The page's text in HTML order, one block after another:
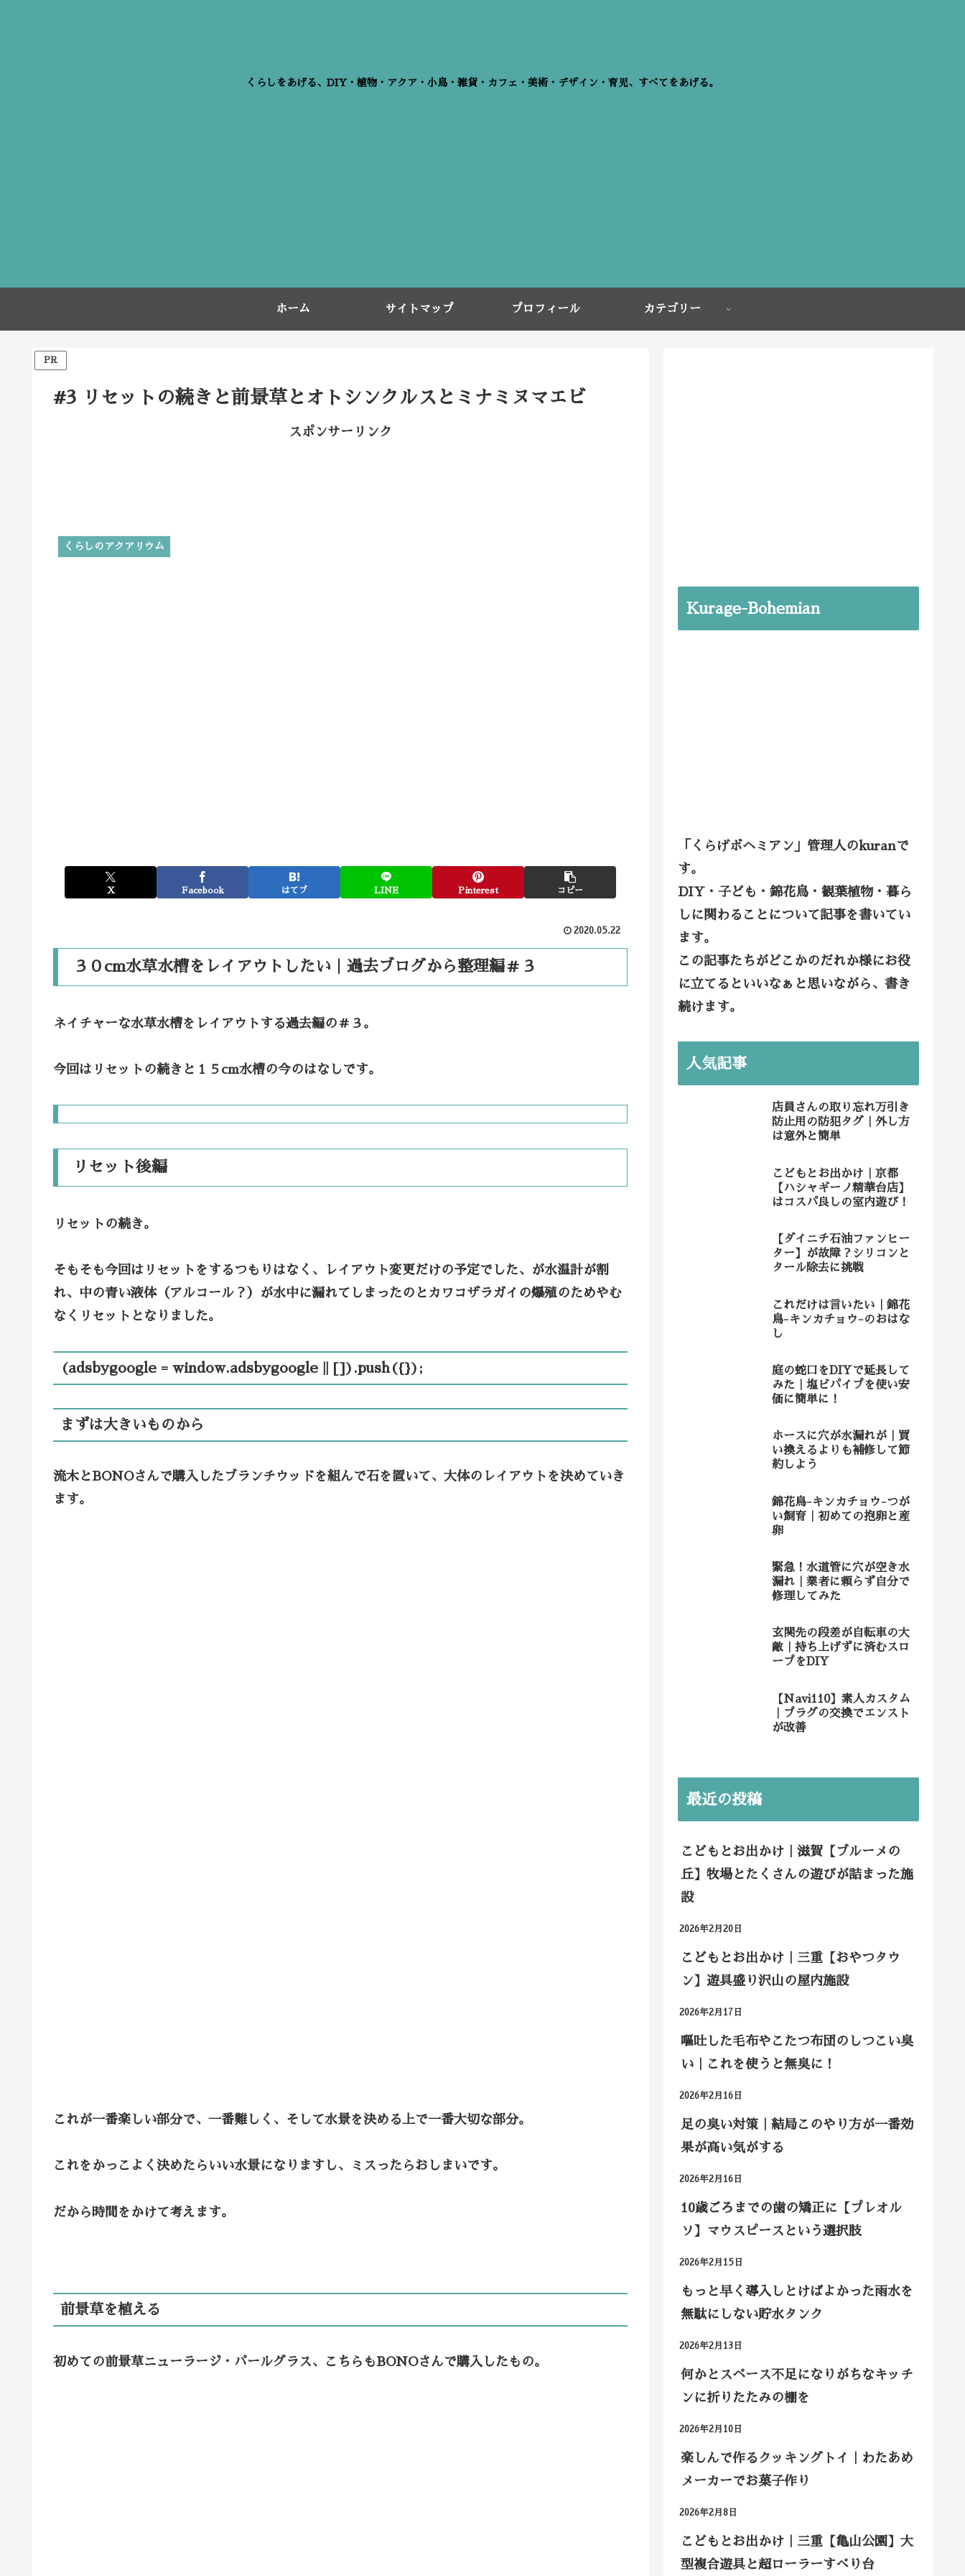
くらしをあげる、DIY・植物・アクア・小鳥・雑貨・カフェ・美術・デザイン・育児、すべてをあげる。
ホーム サイトマップ プロフィール カテゴリー
PR
#3 リセットの続きと前景草とオトシンクルスとミナミヌマエビ
スポンサーリンク
くらしのアクアリウム
X Facebook はてブ LINE Pinterest コピー
2020.05.22
３０cm水草水槽をレイアウトしたい｜過去ブログから整理編＃３
ネイチャーな水草水槽をレイアウトする過去編の＃３。
今回は リセットの続き と １５cm水槽の今のはなしです。
リセット後編
リセットの続き。
そもそも今回はリセットをするつもりはなく、レイアウト変更だけの予定でした、が水温計が割
れ、中の青い液体（アルコール？）が水中に漏れてしまったのとカワコザラガイの爆殖のためやむ
なくリセットとなりました。
(adsbygoogle = window.adsbygoogle || []).push({});
まずは大きいものから
流木とBONOさんで購入したブランチウッドを組んで石を置いて、大体のレイアウトを決めていき
ます。
これが一番楽しい部分で、一番難しく、そして水景を決める上で一番大切な部分。
これをかっこよく決めたらいい水景になりますし、ミスったらおしまいです。
だから時間をかけて考えます。
前景草を植える
初めての前景草ニューラージ・パールグラス、こちらもBONOさんで購入したもの。
Kurage-Bohemian
「くらげボヘミアン」管理人のkuranで
す。
DIY・子ども・錦花鳥・観葉植物・暮ら
しに関わることについて記事を書いてい
ます。
この記事たちがどこかのだれか様にお役
に立てるといいなぁと思いながら、書き
続けます。
人気記事
店員さんの取り忘れ万引き
防止用の防犯タグ｜外し方
は意外と簡単
こどもとお出かけ｜京都
【ハシャギーノ精華台店】
はコスパ良しの室内遊び！
【ダイニチ石油ファンヒー
ター】が故障？シリコンと
タール除去に挑戦
これだけは言いたい｜錦花
鳥-キンカチョウ-のおはな
し
庭の蛇口をDIYで延長して
みた｜塩ビパイプを使い安
価に簡単に！
ホースに穴が水漏れが｜買
い換えるよりも補修して節
約しよう
錦花鳥-キンカチョウ-つが
い飼育｜初めての抱卵と産
卵
緊急！水道管に穴が空き水
漏れ｜業者に頼らず自分で
修理してみた
玄関先の段差が自転車の大
敵｜持ち上げずに済むスロ
ープをDIY
【Navi110】素人カスタム
｜プラグの交換でエンスト
が改善
最近の投稿
こどもとお出かけ｜滋賀【ブルーメの
丘】牧場とたくさんの遊びが詰まった施
設
2026年2月20日
こどもとお出かけ｜三重【おやつタウ
ン】遊具盛り沢山の屋内施設
2026年2月17日
嘔吐した毛布やこたつ布団のしつこい臭
い｜これを使うと無臭に！
2026年2月16日
足の臭い対策｜結局このやり方が一番効
果が高い気がする
2026年2月16日
10歳ごろまでの歯の矯正に【プレオル
ソ】マウスピースという選択肢
2026年2月15日
もっと早く導入しとけばよかった雨水を
無駄にしない貯水タンク
2026年2月13日
何かとスペース不足になりがちなキッチ
ンに折りたたみの棚を
2026年2月10日
楽しんで作るクッキングトイ｜わたあめ
メーカーでお菓子作り
2026年2月8日
こどもとお出かけ｜三重【亀山公園】大
型複合遊具と超ローラーすべり台